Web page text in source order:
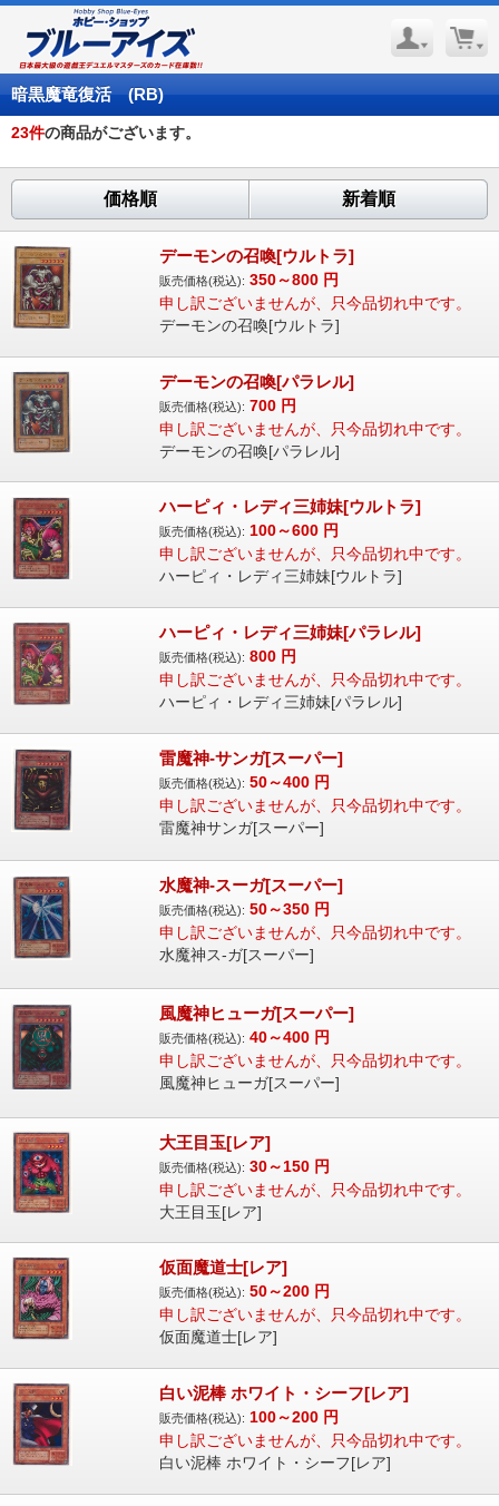
暗黒魔竜復活 (RB)
23件の商品がございます。
価格順 新着順
デーモンの召喚[ウルトラ]
販売価格(税込): 350～800 円
申し訳ございませんが、只今品切れ中です。
デーモンの召喚[ウルトラ]
デーモンの召喚[パラレル]
販売価格(税込): 700 円
申し訳ございませんが、只今品切れ中です。
デーモンの召喚[パラレル]
ハーピィ・レディ三姉妹[ウルトラ]
販売価格(税込): 100～600 円
申し訳ございませんが、只今品切れ中です。
ハーピィ・レディ三姉妹[ウルトラ]
ハーピィ・レディ三姉妹[パラレル]
販売価格(税込): 800 円
申し訳ございませんが、只今品切れ中です。
ハーピィ・レディ三姉妹[パラレル]
雷魔神-サンガ[スーパー]
販売価格(税込): 50～400 円
申し訳ございませんが、只今品切れ中です。
雷魔神サンガ[スーパー]
水魔神-スーガ[スーパー]
販売価格(税込): 50～350 円
申し訳ございませんが、只今品切れ中です。
水魔神ス-ガ[スーパー]
風魔神ヒューガ[スーパー]
販売価格(税込): 40～400 円
申し訳ございませんが、只今品切れ中です。
風魔神ヒューガ[スーパー]
大王目玉[レア]
販売価格(税込): 30～150 円
申し訳ございませんが、只今品切れ中です。
大王目玉[レア]
仮面魔道士[レア]
販売価格(税込): 50～200 円
申し訳ございませんが、只今品切れ中です。
仮面魔道士[レア]
白い泥棒 ホワイト・シーフ[レア]
販売価格(税込): 100～200 円
申し訳ございませんが、只今品切れ中です。
白い泥棒 ホワイト・シーフ[レア]